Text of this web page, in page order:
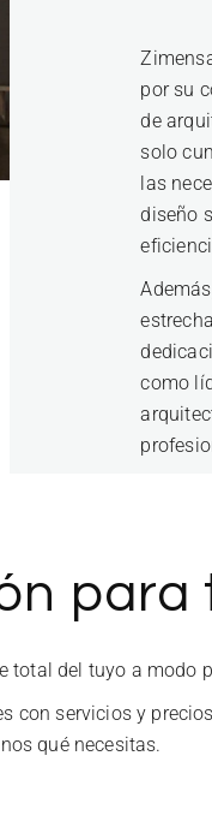
por su
de
solo
las
diseño
como
para
total del tuyo a modo
con servicios y
qué necesitas.